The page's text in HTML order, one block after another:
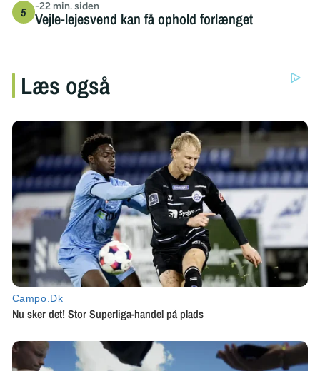
-22 min. siden
Vejle-lejesvend kan få ophold forlænget